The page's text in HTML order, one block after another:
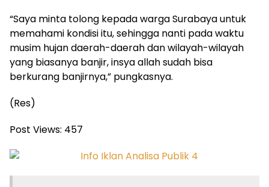
“Saya minta tolong kepada warga Surabaya untuk
memahami kondisi itu, sehingga nanti pada waktu
musim hujan daerah-daerah dan wilayah-wilayah
yang biasanya banjir, insya allah sudah bisa
berkurang banjirnya,” pungkasnya.
(Res)
Post Views: 457